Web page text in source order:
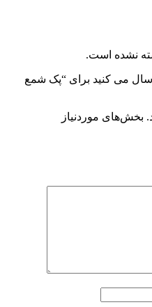
نشده است.
می کنید برای “پک شمع
بخش‌های موردنیاز